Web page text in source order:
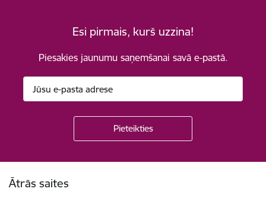
Esi pirmais, kurš uzzina!
Piesakies jaunumu saņemšanai savā e-pastā.
Ātrās saites